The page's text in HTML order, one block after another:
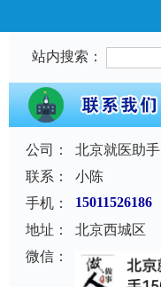
站内搜索：
公司：
北京就医助手
联系：
小陈
手机：
15011526186
地址：
北京西城区
微信：